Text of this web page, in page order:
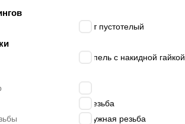
болт пустотелый
ниппель с накидной гайкой
G резьба
наружная резьба